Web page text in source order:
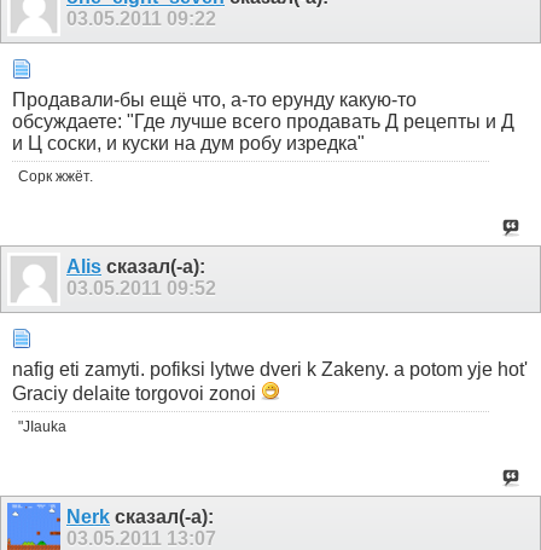
03.05.2011 09:22
Продавали-бы ещё что, а-то ерунду какую-то
обсуждаете: "Где лучше всего продавать Д рецепты и Д
и Ц соски, и куски на дум робу изредка"
Сорк жжёт.
Alis сказал(-а):
03.05.2011 09:52
nafig eti zamyti. pofiksi lytwe dveri k Zakeny. a potom yje hot'
Graciy delaite torgovoi zonoi
"JIauka
Nerk сказал(-а):
03.05.2011 13:07